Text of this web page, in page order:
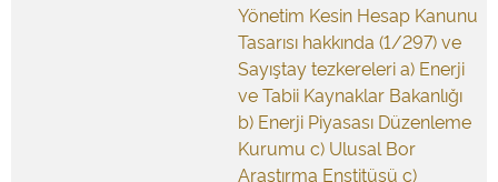
Yönetim Kesin Hesap Kanunu
Tasarısı hakkında (1/297) ve
Sayıştay tezkereleri a) Enerji
ve Tabii Kaynaklar Bakanlığı
b) Enerji Piyasası Düzenleme
Kurumu c) Ulusal Bor
Araştırma Enstitüsü ç)